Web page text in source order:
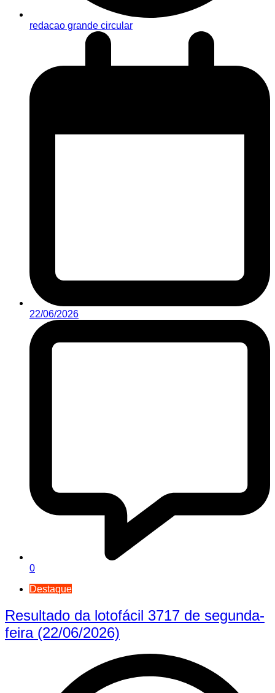
redacao grande circular
22/06/2026
0
Destaque
Resultado da lotofácil 3717 de segunda-
feira (22/06/2026)